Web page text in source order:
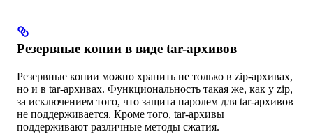
Резервные копии в виде tar-архивов
Резервные копии можно хранить не только в zip-архивах,
но и в tar-архивах. Функциональность такая же, как у zip,
за исключением того, что защита паролем для tar-архивов
не поддерживается. Кроме того, tar-архивы
поддерживают различные методы сжатия.